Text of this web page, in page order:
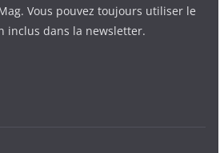
Vous pouvez toujours utiliser le
inclus dans la newsletter.